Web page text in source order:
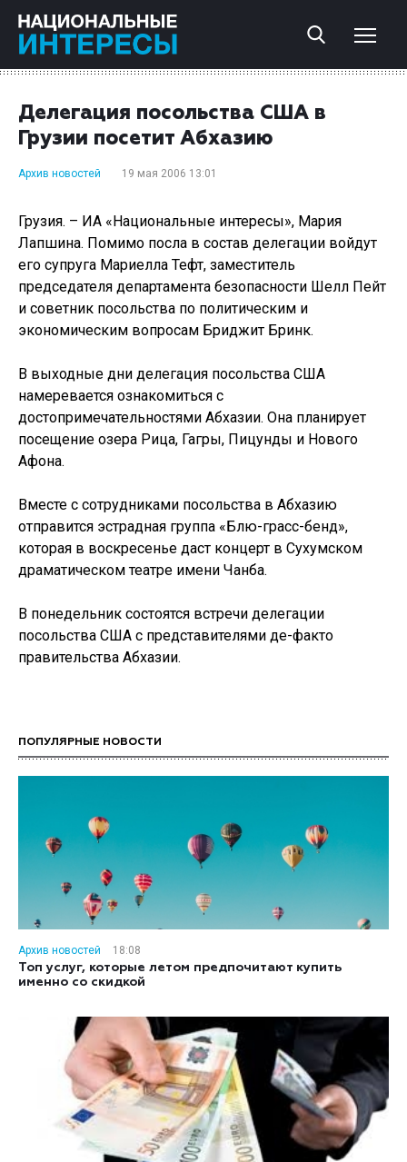
Делегация посольства США в
Грузии посетит Абхазию
Архив новостей 19 мая 2006 13:01
Грузия. – ИА «Национальные интересы», Мария
Лапшина. Помимо посла в состав делегации войдут
его супруга Мариелла Тефт, заместитель
председателя департамента безопасности Шелл Пейт
и советник посольства по политическим и
экономическим вопросам Бриджит Бринк.
В выходные дни делегация посольства США
намеревается ознакомиться с
достопримечательностями Абхазии. Она планирует
посещение озера Рица, Гагры, Пицунды и Нового
Афона.
Вместе с сотрудниками посольства в Абхазию
отправится эстрадная группа «Блю-грасс-бенд»,
которая в воскресенье даст концерт в Сухумском
драматическом театре имени Чанба.
В понедельник состоятся встречи делегации
посольства США с представителями де-факто
правительства Абхазии.
ПОПУЛЯРНЫЕ НОВОСТИ
Архив новостей
18:08
Топ услуг, которые летом предпочитают купить
именно со скидкой